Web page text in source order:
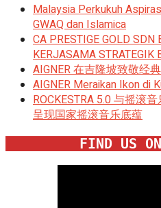
Malaysia Perkukuh
GWAQ dan Islamica
CA PRESTIGE GOLD
KERJASAMA STRATEGIK
AIGNER 在吉隆坡致敬经
AIGNER Meraikan Ikon di
ROCKESTRA 5.0 与摇滚
呈现国家摇滚音乐底蕴
FIND US